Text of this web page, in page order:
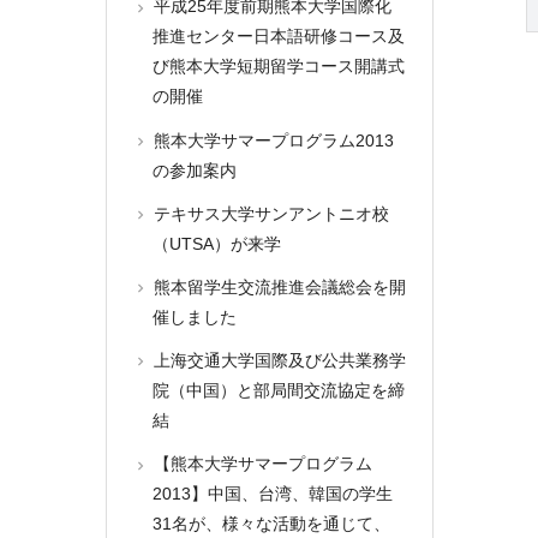
平成25年度前期熊本大学国際化
推進センター日本語研修コース及
び熊本大学短期留学コース開講式
の開催
熊本大学サマープログラム2013
の参加案内
テキサス大学サンアントニオ校
（UTSA）が来学
熊本留学生交流推進会議総会を開
催しました
上海交通大学国際及び公共業務学
院（中国）と部局間交流協定を締
結
【熊本大学サマープログラム
2013】中国、台湾、韓国の学生
31名が、様々な活動を通じて、